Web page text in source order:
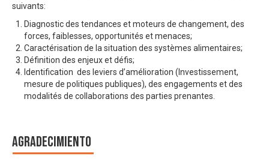
suivants:
Diagnostic des tendances et moteurs de changement, des
forces, faiblesses, opportunités et menaces;
Caractérisation de la situation des systèmes alimentaires;
Définition des enjeux et défis;
Identification des leviers d’amélioration (Investissement,
mesure de politiques publiques), des engagements et des
modalités de collaborations des parties prenantes.
Agradecimiento